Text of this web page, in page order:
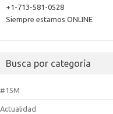
+1-713-581-0528
Siempre estamos ONLINE
Busca por categoría
#15M
Actualidad